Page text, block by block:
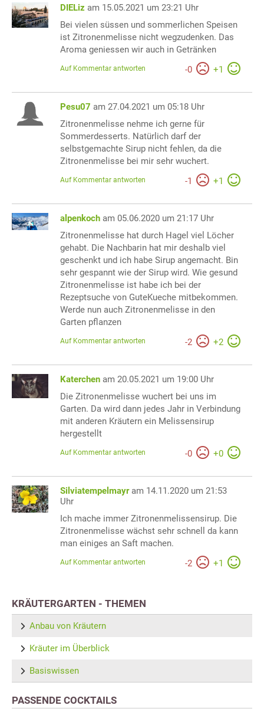
DIELiz am 15.05.2021 um 23:21 Uhr
Bei vielen süssen und sommerlichen Speisen
ist Zitronenmelisse nicht wegzudenken. Das
Aroma geniessen wir auch in Getränken
-0 +1
Auf Kommentar antworten
Pesu07 am 27.04.2021 um 05:18 Uhr
Zitronenmelisse nehme ich gerne für
Sommerdesserts. Natürlich darf der
selbstgemachte Sirup nicht fehlen, da die
Zitronenmelisse bei mir sehr wuchert.
-1 +1
Auf Kommentar antworten
alpenkoch am 05.06.2020 um 21:17 Uhr
Zitronenmelisse hat durch Hagel viel Löcher
gehabt. Die Nachbarin hat mir deshalb viel
geschenkt und ich habe Sirup angemacht. Bin
sehr gespannt wie der Sirup wird. Wie gesund
Zitronenmelisse ist habe ich bei der
Rezeptsuche von GuteKueche mitbekommen.
Werde nun auch Zitronenmelisse in den
Garten pflanzen
-2 +2
Auf Kommentar antworten
Katerchen am 20.05.2021 um 19:00 Uhr
Die Zitronenmelisse wuchert bei uns im
Garten. Da wird dann jedes Jahr in Verbindung
mit anderen Kräutern ein Melissensirup
hergestellt
-0 +0
Auf Kommentar antworten
Silviatempelmayr am 14.11.2020 um 21:53
Uhr
Ich mache immer Zitronenmelissensirup. Die
Zitronenmelisse wächst sehr schnell da kann
man einiges an Saft machen.
-2 +1
Auf Kommentar antworten
KRÄUTERGARTEN - THEMEN
Anbau von Kräutern
Kräuter im Überblick
Basiswissen
PASSENDE COCKTAILS